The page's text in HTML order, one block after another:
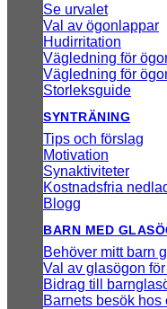
Se urvalet
Val av ögonlappar
Hudirritation
Vägledning för
Vägledning för
Storleksguide
SYNTRÄNING
Tips och förslag
Motivation
Synaktiviteter
Kostnadsfria
Blogg
BARN MED
Behöver mitt barn
Val av glasögon
Bidrag till
Barnets besök hos